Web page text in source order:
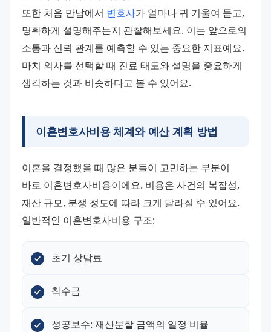
또한 처음 만남에서 변호사가 얼마나 귀 기울여 듣고,
명확하게 설명해주는지 관찰해보세요. 이는 앞으로의
소통과 신뢰 관계를 예측할 수 있는 중요한 지표예요.
마치 의사를 선택할 때 진료 태도와 설명을 중요하게
생각하는 것과 비슷하다고 볼 수 있어요.
이혼변호사비용체계와 예산 계획 방법
이혼을 결정했을 때 많은 분들이 고민하는 부분이
바로 이혼변호사비용이에요. 비용은 사건의 복잡성,
재산 규모, 분쟁 정도에 따라 크게 달라질 수 있어요.
일반적인 이혼변호사비용 구조:
초기 상담료
착수금
성공보수: 재산분할 금액의 일정 비율